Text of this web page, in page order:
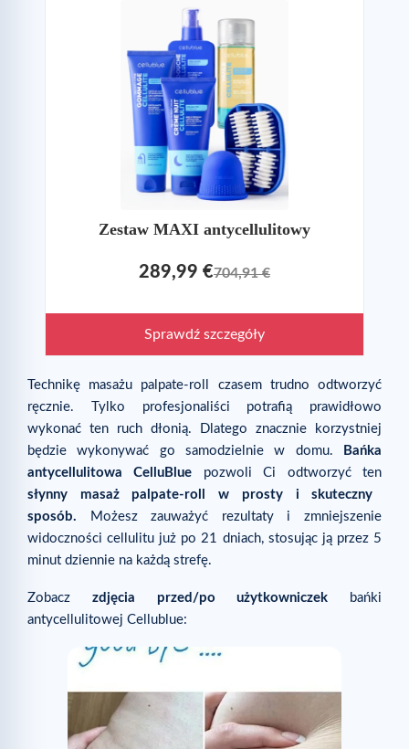
Zestaw MAXI antycellulitowy
289,99 €704,91 €
Sprawdź szczegóły
Technikę masażu palpate-roll czasem trudno odtworzyć
ręcznie. Tylko profesjonaliści potrafią prawidłowo
wykonać ten ruch dłonią. Dlatego znacznie korzystniej
będzie wykonywać go samodzielnie w domu.
Bańka
antycellulitowa CelluBlue pozwoli Ci odtworzyć ten
słynny masaż palpate-roll w prosty i skuteczny
sposób.
Możesz zauważyć rezultaty i zmniejszenie
widoczności cellulitu już po 21 dniach, stosując ją przez 5
minut dziennie na każdą strefę.
Zobacz zdjęcia przed/po użytkowniczek bańki
antycellulitowej Cellublue: